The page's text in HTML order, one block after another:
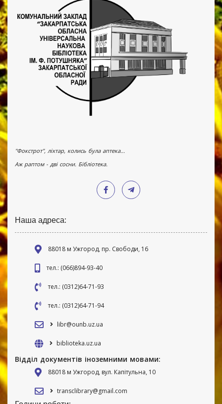
"Фокстрот", ліхтар, колись була аптека...
Аж раптом - дві сосни. Бібліотека.
Наша адреса:
88018 м Ужгород, пр. Свободи, 16
тел.: (066)894-93-40
тел.: (0312)64-71-93
тел.: (0312)64-71-94
libr@ounb.uz.ua
biblioteka.uz.ua
Відділ документів іноземними мовами:
88018 м Ужгород, вул. Капітульна, 10
transclibrary@gmail.com